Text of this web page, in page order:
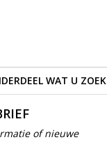
WAT U ZOEK
of nieuwe